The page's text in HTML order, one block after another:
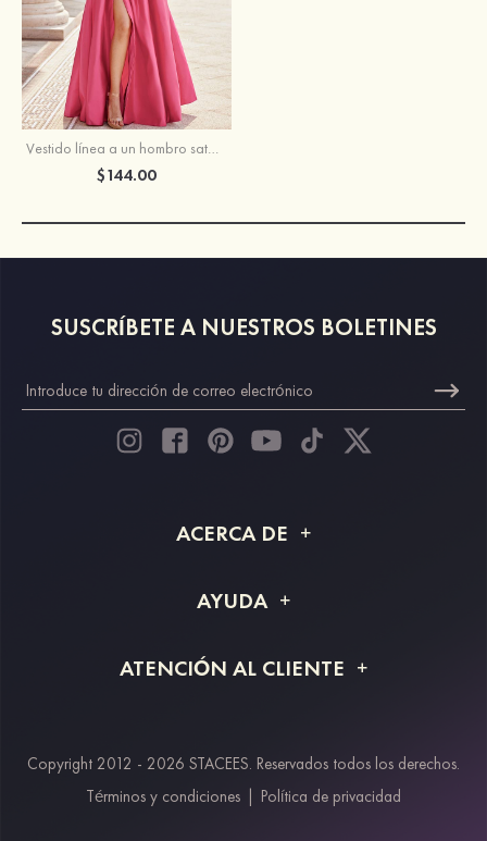
Vestido línea a un hombro satén hasta el suelo vestido de graduación
$144.00
SUSCRÍBETE A NUESTROS BOLETINES
ACERCA DE
Información de envío
AYUDA
Devoluciones y reembolsos
ATENCIÓN AL CLIENTE
Métodos de pago
Klarna
Copyright 2012 - 2026 STACEES. Reservados todos los derechos.
Términos y condiciones
Política de privacidad